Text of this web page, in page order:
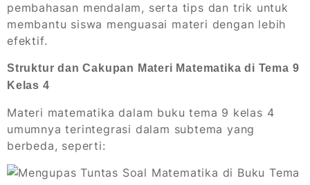
pembahasan mendalam, serta tips dan trik untuk
membantu siswa menguasai materi dengan lebih
efektif.
Struktur dan Cakupan Materi Matematika di Tema 9
Kelas 4
Materi matematika dalam buku tema 9 kelas 4
umumnya terintegrasi dalam subtema yang
berbeda, seperti: